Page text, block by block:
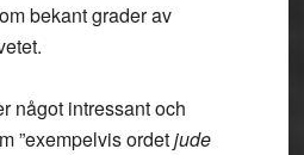
bekant grader av
något intressant och
”exempelvis ordetjude